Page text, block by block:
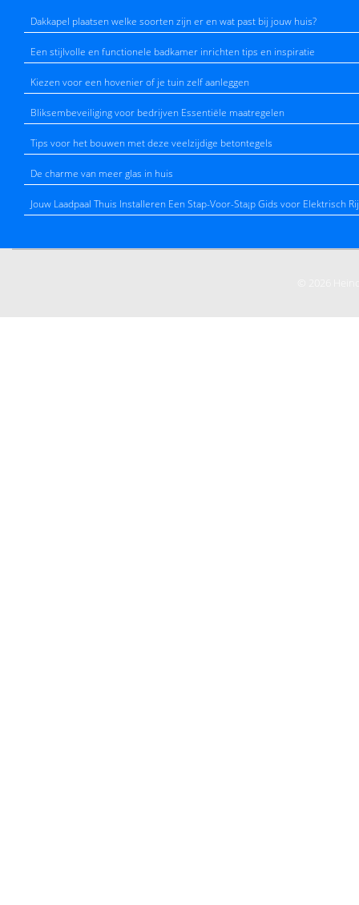
Dakkapel plaatsen welke soorten zijn er en wat past bij jouw huis?
Een stijlvolle en functionele badkamer inrichten tips en inspiratie
Kiezen voor een hovenier of je tuin zelf aanleggen
Bliksembeveiliging voor bedrijven Essentiële maatregelen
Tips voor het bouwen met deze veelzijdige betontegels
De charme van meer glas in huis
Jouw Laadpaal Thuis Installeren Een Stap-Voor-Sta¡p Gids voor Elektrisch